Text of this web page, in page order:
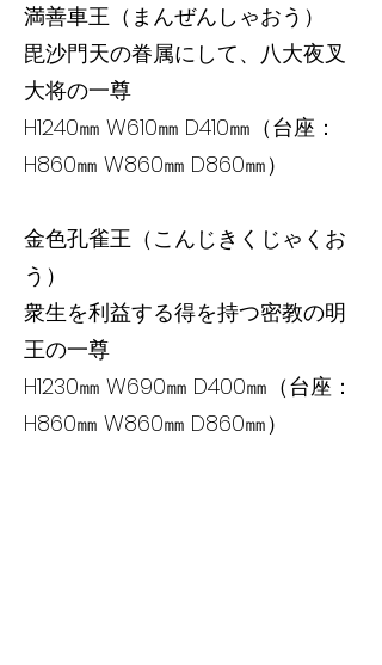
満善車王（まんぜんしゃおう）
毘沙門天の眷属にして、八大夜叉
大将の一尊
H1240㎜ W610㎜ D410㎜（台座：
H860㎜ W860㎜ D860㎜）
金色孔雀王（こんじきくじゃくお
う）
衆生を利益する得を持つ密教の明
王の一尊
H1230㎜ W690㎜ D400㎜（台座：
H860㎜ W860㎜ D860㎜）